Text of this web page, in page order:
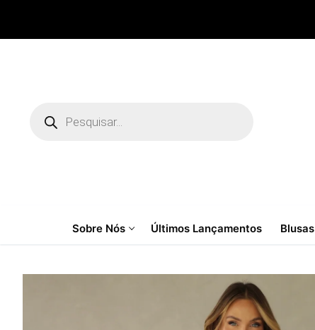
produtos
Sobre Nós Últimos Lançamentos Blusas